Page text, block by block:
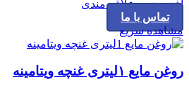
افزودن به علاقه مندی
تماس با ما
مشاهده سریع
روغن مایع ۱لیتری غنچه ویتامینه